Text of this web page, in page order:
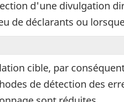
d'une divulgation
de déclarants ou
cible, par
de détection des